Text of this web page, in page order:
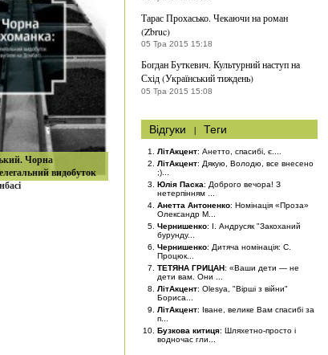
Чорна
видобуток
Тарас Прохасько. Чекаючи на роман
(Zbruc)
05 Тра 2015 15:18
Богдан Буткевич. Культурний наступ на
Схід (Український тиждень)
05 Тра 2015 15:08
Відгуки | Теги
ЛітАкцент: Анетто, спасибі, є....
ЛітАкцент: Дякую, Володю, все внесено
;)...
Юлія Паска: Доброго вечора! З
нетерпінням ...
Анетта Антоненко: Номінація «Проза»
Олександр М...
Чернишенко: І. Андрусяк "Закоханий
бурунду...
Чернишенко: Дитяча номінація: С.
Процюк...
ТЕТЯНА ГРИЦАН: «Ваши дети — не
дети вам. Они ...
ЛітАкцент: Olesya, "Вірші з війни"
Бориса...
ЛітАкцент: Іване, велике Вам спасибі за
п...
Бузкова китиця: Шляхетно-просто і
водночас гли...